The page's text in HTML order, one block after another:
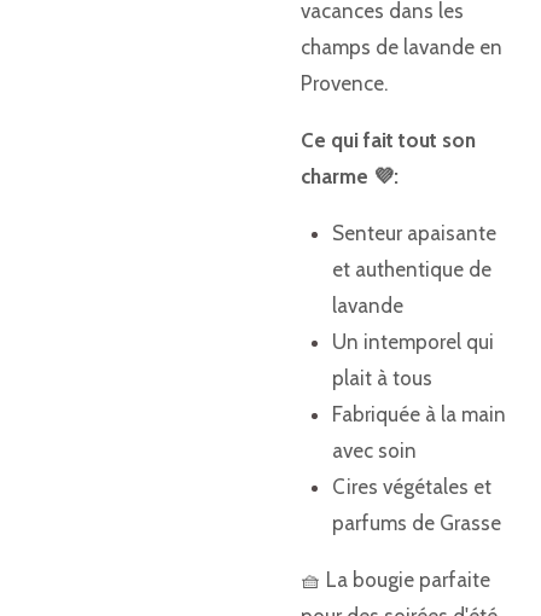
vacances dans les
champs de lavande en
Provence.
Ce qui fait tout son
charme 💜:
Senteur apaisante
et authentique de
lavande
Un intemporel qui
plait à tous
Fabriquée à la main
avec soin
Cires végétales et
parfums de Grasse
🧺 La bougie parfaite